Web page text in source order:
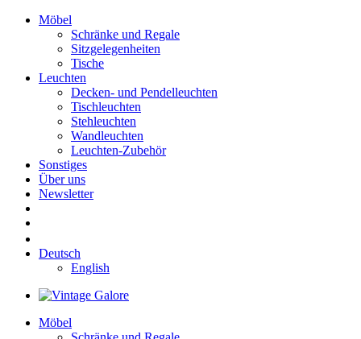
Möbel
Schränke und Regale
Sitzgelegenheiten
Tische
Leuchten
Decken- und Pendelleuchten
Tischleuchten
Stehleuchten
Wandleuchten
Leuchten-Zubehör
Sonstiges
Über uns
Newsletter
Deutsch
English
Möbel